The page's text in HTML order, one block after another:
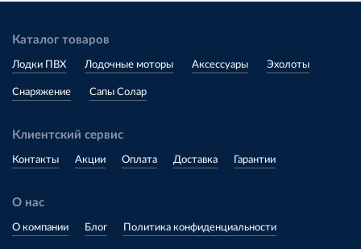
Каталог товаров
Лодки ПВХ Лодочные моторы Аксессуары Эхолоты
Снаряжение Сапы Солар
Клиентский сервис
Контакты Акции Оплата Доставка Гарантии
О нас
О компании Блог Политика конфиденциальности